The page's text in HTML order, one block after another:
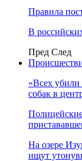
Правила
В
Пред След
«Всех убили
собак в
На озере
ищут